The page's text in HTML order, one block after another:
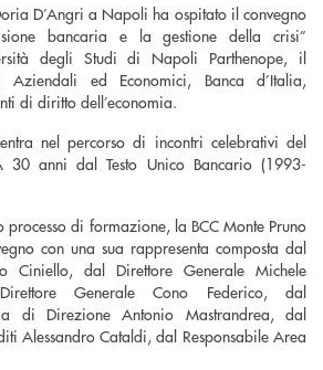
D’Angri a Napoli ha ospitato il convegno
bancaria e la gestione della crisi”
degli Studi di Napoli Parthenope, il
Aziendali ed Economici, Banca d’Italia,
di diritto dell’economia.
nel percorso di incontri celebrativi del
30 anni dal Testo Unico Bancario (1993-
processo di formazione, la BCC Monte Pruno
con una sua rappresenta composta dal
Ciniello, dal Direttore Generale Michele
Generale Cono Federico, dal
di Direzione Antonio Mastrandrea, dal
Alessandro Cataldi, dal Responsabile Area